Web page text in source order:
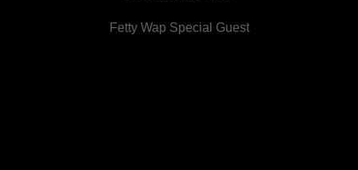
Fetty Wap Special Guest